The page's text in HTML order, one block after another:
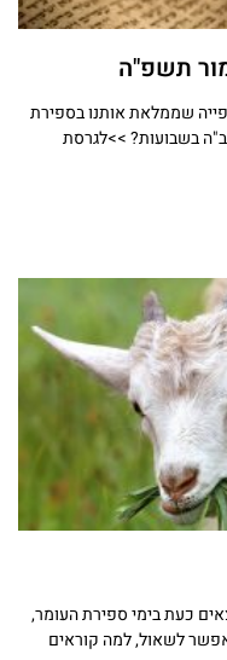
תשפ"ה
שממלאת אותנו בספירת
בשבועות? >>לגרסת
כעת בימי ספירת העומר,
לשאול, למה קוראים